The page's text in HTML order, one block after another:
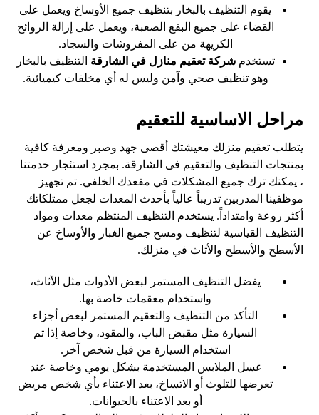
يقوم التنظيف بالبخار بتنظيف جميع الأوساخ ويعمل على
القضاء على جميع البقع الصعبة، ويعمل على إزالة الروائح
الكريهة من على المفروشات والسجاد.
تستخدمشركة تعقيم منازل في الشارقة التنظيف بالبخار
وهو تنظيف صحي وآمن وليس له أي مخلفات كيميائية.
مراحل الاساسية للتعقيم
يتطلب تعقيم منزلك معيشتك أقصى جهد وصبر ومعرفة كافية
بمنتجات التنظيف والتعقيم فى الشارقة. بمجرد استئجار خدمتنا
، يمكنك ترك جميع المشكلات في مقعدك الخلفي. تم تجهيز
موظفينا المدربين تدريباً عالياً بأحدث المعدات لجعل ممتلكاتك
أكثر روعة وامتداداً. يستخدم التنظيف المنتظم معدات ومواد
التنظيف القياسية لتنظيف ومسح جميع الغبار والأوساخ عن
الأسطح والأسطح والأثاث في منزلك.
يفضل التنظيف المستمر لبعض الأدوات مثل الأثاث،
واستخدام معقمات خاصة بها.
التأكد من التنظيف والتعقيم المستمر لبعض أجزاء
السيارة مثل مقبض الباب، والمقود، وخاصة إذا تم
استخدام السيارة من قبل شخص آخر.
غسل الملابس المستخدمة بشكل يومي وخاصة عند
تعرضها للتلوث أو الاتساخ، بعد الاعتناء بأي شخص مريض
أو بعد الاعتناء بالحيوانات.